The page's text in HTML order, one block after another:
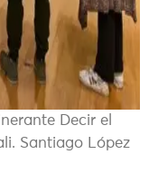
Decir el
Santiago López